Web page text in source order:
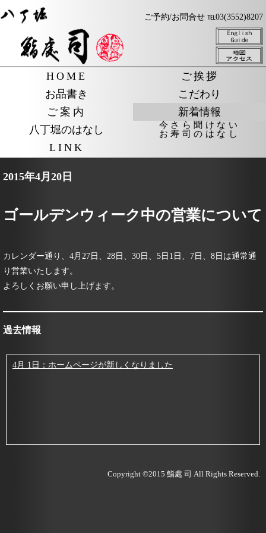
HOME
ご挨拶
お品書き
こだわり
ご案内
新着情報
八丁堀のはなし
今さら聞けない
お寿司のはなし
LINK
ご予約/お問合せ ℡03(3552)8207
2015年4月20日
ゴールデンウィーク中の営業について
カレンダー通り、4月27日、28日、30日、5日1日、7日、8日は通常通
り営業いたします。
よろしくお願い申し上げます。
過去情報
4月 1日：ホームページが新しくなりました
Copyright ©2015 鮨處 司 All Rights Reserved.